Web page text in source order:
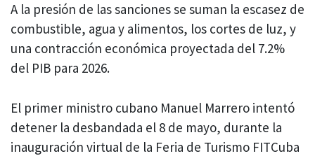
A la presión de las sanciones se suman la escasez de
combustible, agua y alimentos, los cortes de luz, y
una contracción económica proyectada del 7.2%
del PIB para 2026.
El primer ministro cubano Manuel Marrero intentó
detener la desbandada el 8 de mayo, durante la
inauguración virtual de la Feria de Turismo FITCuba